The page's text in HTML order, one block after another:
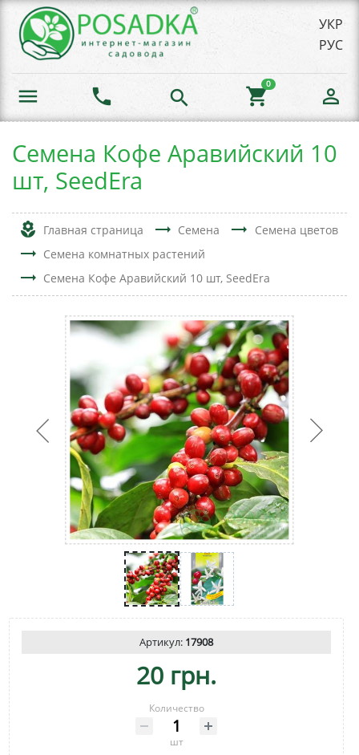
УКР
РУС
menu phone search shopping_cart
0
person_outline
Семена Кофе Аравийский 10
шт, SeedEra
local_florist Главная страница trending_flat Семена trending_flat Семена цветов
trending_flat Семена комнатных растений
trending_flat Семена Кофе Аравийский 10 шт, SeedEra
Артикул: 17908
20 грн.
Количество
шт